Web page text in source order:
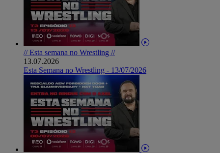
// Esta semana no Wrestling //
13.07.2026
Esta Semana no Wrestling - 13/07/2026